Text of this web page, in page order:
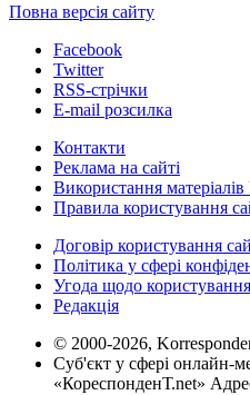
Повна версія сайту
Facebook
Twitter
RSS-стрічки
E-mail розсилка
Контакти
Реклама на сайті
Використання
Правила користування
Договір користування
Політика у сфері
Угода щодо користування
Редакція
© 2000-2026,
Суб'єкт у сфері онлайн-
«КореспонденТ.net»